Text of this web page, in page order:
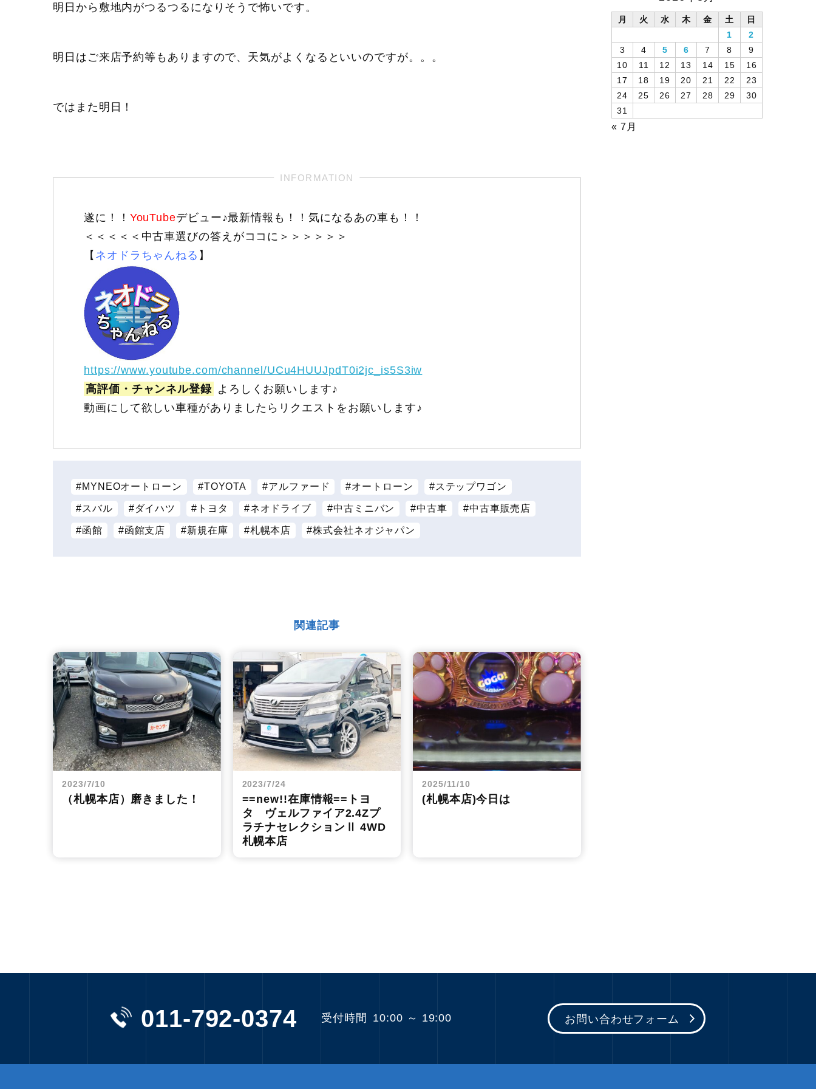
明日から敷地内がつるつるになりそうで怖いです。
明日はご来店予約等もありますので、天気がよくなるといいのですが。。。
ではまた明日！
遂に！！ YouTubeデビュー♪最新情報も！！気になるあの車も！！
＜＜＜＜＜中古車選びの答えがココに＞＞＞＞＞＞
【 ネオドラちゃんねる 】
https://www.youtube.com/channel/UCu4HUUJpdT0i2jc_is5S3iw
高評価・チャンネル登録 よろしくお願いします♪
動画にして欲しい車種がありましたらリクエストをお願いします♪
MYNEOオートローン TOYOTA アルファード オートローン ステップワゴン
スバル ダイハツ トヨタ ネオドライブ 中古ミニバン 中古車 中古車販売店
函館 函館支店 新規在庫 札幌本店 株式会社ネオジャパン
関連記事
2023/7/10
（札幌本店）磨きました！
2023/7/24
==new!!在庫情報==トヨ
タ ヴェルファイア2.4Zプ
ラチナセレクションⅡ 4WD
札幌本店
2025/11/10
(札幌本店)今日は
月 火 水 木 金 土
日
1
2
3
4 5 6 7 8
9
10
11 12 13 14 15
16
17
18 19 20 21 22
23
24
25 26 27 28 29
30
31
« 7月
011-792-0374 受付時間 10:00 ～ 19:00 お問い合わせフォーム